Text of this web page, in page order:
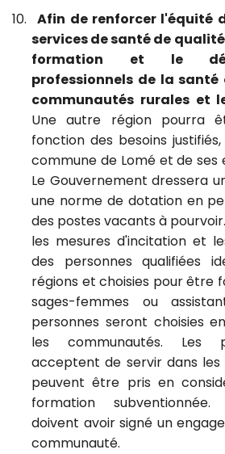
10.
Afin de renforcer l'équité
services de santé de
formation et le
professionnels de la
communautés rurales et
Une autre région pourra
fonction des besoins
commune de Lomé et de ses
Le Gouvernement dressera
une norme de dotation en
des postes vacants à
les mesures d'incitation et
des personnes qualifiées
régions et choisies pour être
sages-femmes ou
personnes seront choisies
les communautés. Les
acceptent de servir dans les
peuvent être pris en
formation
doivent avoir signé un
communauté.